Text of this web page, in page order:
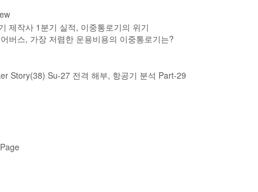
제작사 1분기 실적, 이중통로기의 위기
버스, 가장 저렴한 운용비용의 이중통로기는?
Story(38) Su-27 전격 해부, 항공기 분석 Part-29